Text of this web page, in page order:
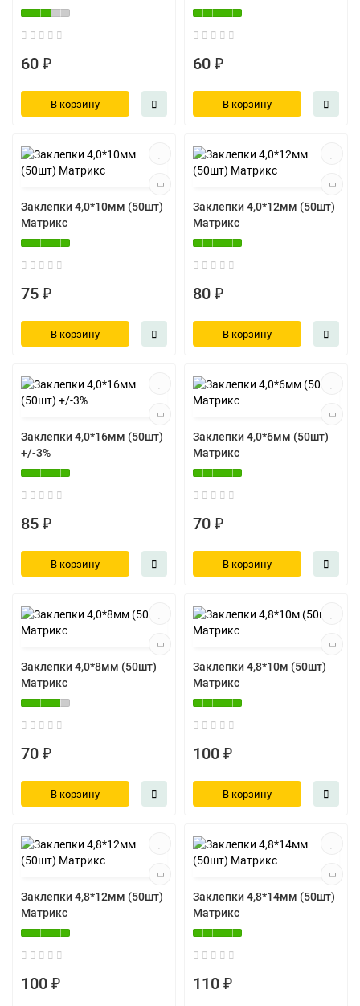
60 ₽
В корзину
60 ₽
В корзину
Заклепки 4,0*10мм (50шт)
Матрикс
75 ₽
В корзину
Заклепки 4,0*12мм (50шт)
Матрикс
80 ₽
В корзину
Заклепки 4,0*16мм (50шт)
+/-3%
85 ₽
В корзину
Заклепки 4,0*6мм (50шт)
Матрикс
70 ₽
В корзину
Заклепки 4,0*8мм (50шт)
Матрикс
70 ₽
В корзину
Заклепки 4,8*10м (50шт)
Матрикс
100 ₽
В корзину
Заклепки 4,8*12мм (50шт)
Матрикс
100 ₽
Заклепки 4,8*14мм (50шт)
Матрикс
110 ₽